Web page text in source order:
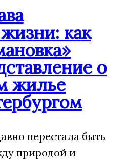
как
о
жилье
перестала быть
природой и